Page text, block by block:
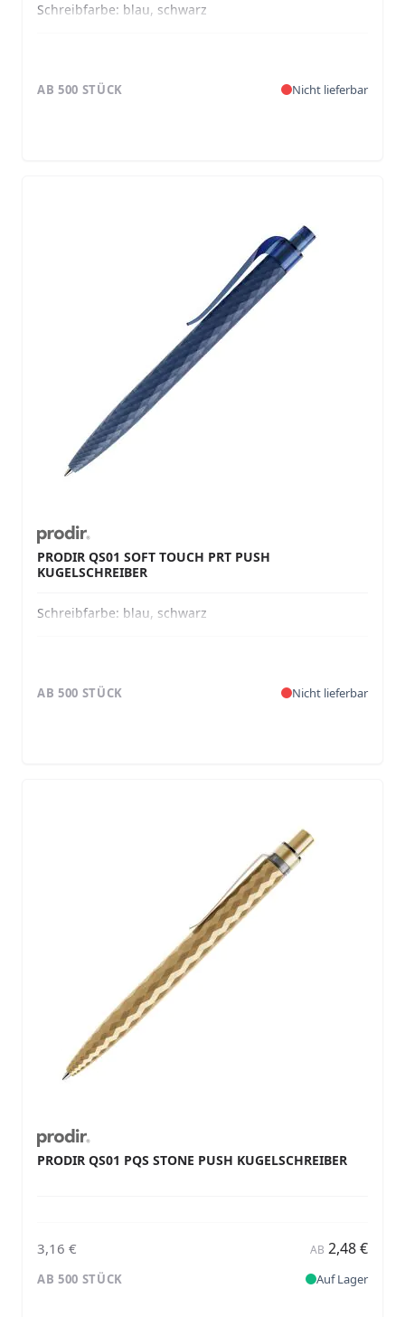
Schreibfarbe: blau, schwarz
AB 500 STÜCK Nicht lieferbar
PRODIR QS01 SOFT TOUCH PRT PUSH
KUGELSCHREIBER
Schreibfarbe: blau, schwarz
AB 500 STÜCK Nicht lieferbar
PRODIR QS01 PQS STONE PUSH KUGELSCHREIBER
3,16 € AB 2,48 €
AB 500 STÜCK Auf Lager